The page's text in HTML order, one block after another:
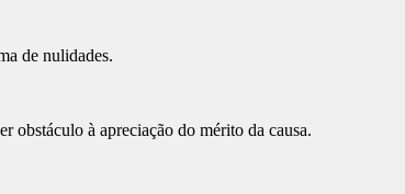
de nulidades.
obstáculo à apreciação do mérito da causa.